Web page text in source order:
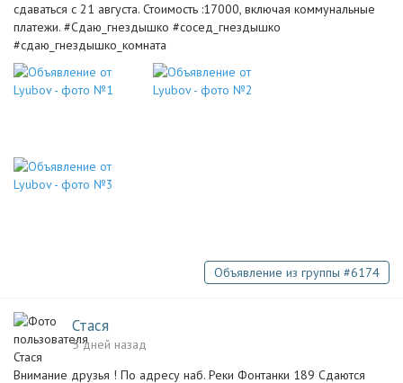
сдаваться с 21 августа. Стоимость :17000, включая коммунальные
платежи. #Сдаю_гнездышко #сосед_гнездышко
#сдаю_гнездышко_комната
Объявление из группы #6174
Стася
5 дней назад
Внимание друзья ! По адресу наб. Реки Фонтанки 189 Сдаются